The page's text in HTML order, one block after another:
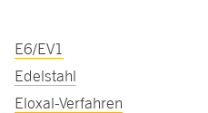
E6/EV1
Edelstahl
Eloxal-Verfahren